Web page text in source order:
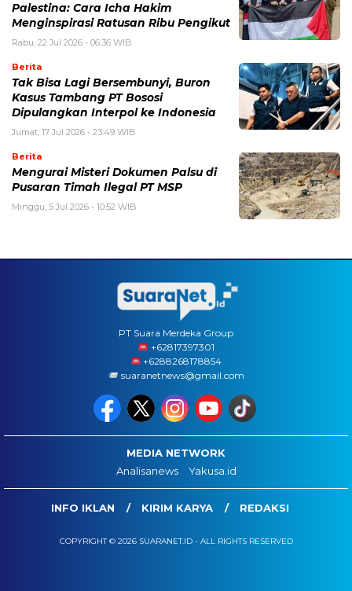
Palestina: Cara Icha Hakim
Menginspirasi Ratusan Ribu Pengikut
Rabu, 22 Jul 2026 - 06:36 WIB
Berita
Tak Bisa Lagi Bersembunyi, Buron
Kasus Tambang PT Bososi
Dipulangkan Interpol ke Indonesia
Jumat, 17 Jul 2026 - 23:49 WIB
Berita
Mengurai Misteri Dokumen Palsu di
Pusaran Timah Ilegal PT MSP
Minggu, 5 Jul 2026 - 10:52 WIB
PT Suara Merdeka Group
‪+62817397301
+6288268178854
suaranetnews@gmail.com
MEDIA NETWORK
Analisanews
Yakusa.id
INFO IKLAN KIRIM KARYA REDAKSI
COPYRIGHT © 2026 SUARANET.ID - ALL RIGHTS RESERVED